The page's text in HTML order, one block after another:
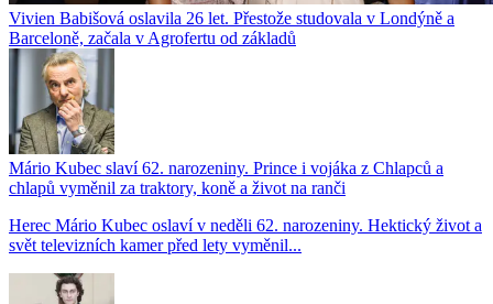
Vivien Babišová oslavila 26 let. Přestože studovala v Londýně a
Barceloně, začala v Agrofertu od základů
Mário Kubec slaví 62. narozeniny. Prince i vojáka z Chlapců a
chlapů vyměnil za traktory, koně a život na ranči
Herec Mário Kubec oslaví v neděli 62. narozeniny. Hektický život a
svět televizních kamer před lety vyměnil...